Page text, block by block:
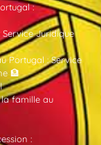
:
Juridique
Portugal : Service
🏦
famille au
: